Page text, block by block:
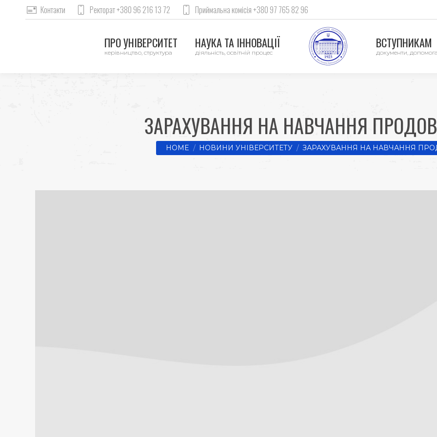
Контакти Ректорат +380 96 216 13 72 Приймальна комісія +380 97 765 82 96
ПРО УНІВЕРСИТЕТ
керівництво, структура
НАУКА ТА ІННОВАЦІЇ
діяльність, освітній процес
ВСТУПНИКАМ
документи,
ЗАРАХУВАННЯ НА НАВЧАННЯ
You are here:
HOME НОВИНИ УНІВЕРСИТЕТУ ЗАРАХУВАННЯ НА НАВЧАННЯ